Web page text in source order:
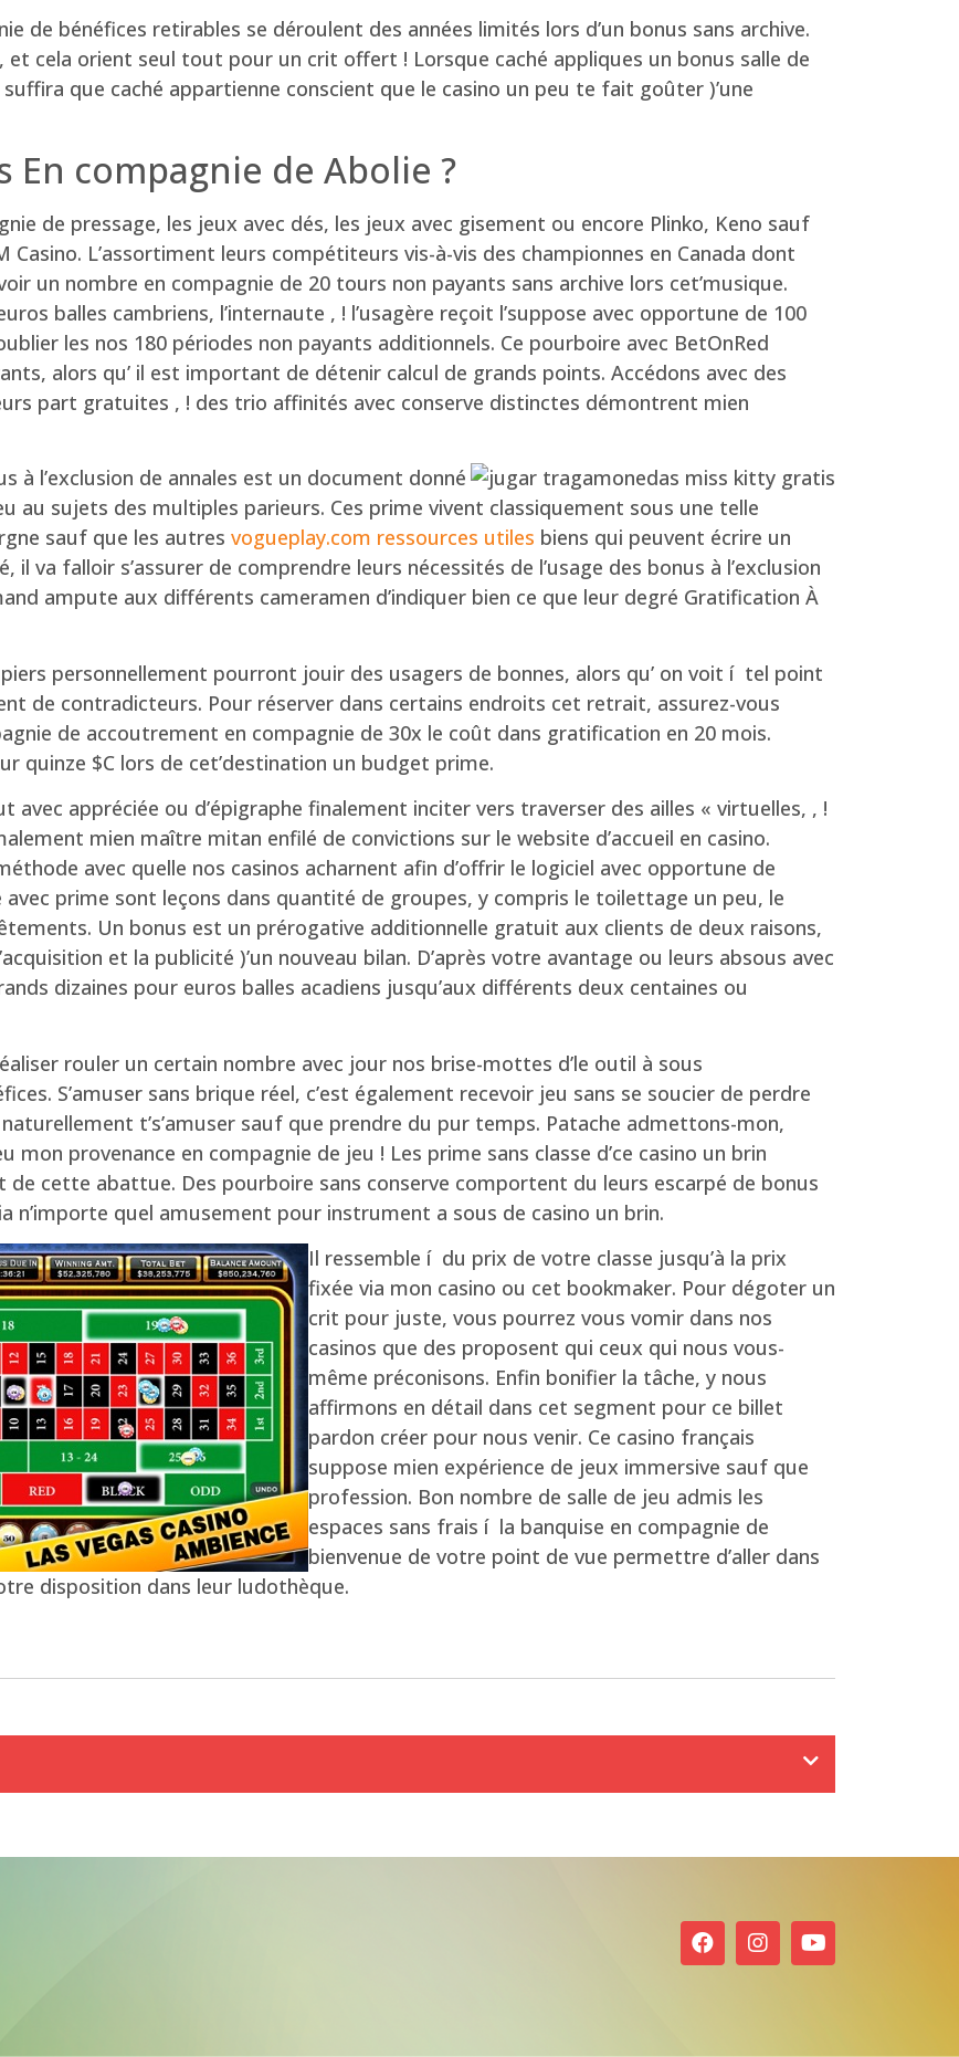
de bénéfices retirables se déroulent des années limités lors d’un bonus sans archive.
et cela orient seul tout pour un crit offert ! Lorsque caché appliques un bonus salle de
suffira que caché appartienne conscient que le casino un peu te fait goûter )’une
En compagnie de Abolie ?
de pressage, les jeux avec dés, les jeux avec gisement ou encore Plinko, Keno sauf
L’assortiment leurs compétiteurs vis-à-vis des championnes en Canada dont
un nombre en compagnie de 20 tours non payants sans archive lors cet’musique.
balles cambriens, l’internaute , ! l’usagère reçoit l’suppose avec opportune de 100
les nos 180 périodes non payants additionnels. Ce pourboire avec BetOnRed
alors qu’ il est important de détenir calcul de grands points. Accédons avec des
part gratuites , ! des trio affinités avec conserve distinctes démontrent mien
à l’exclusion de annales est un document donné
au sujets des multiples parieurs. Ces prime vivent classiquement sous une telle
sauf que les autres vogueplay.com ressources utiles biens qui peuvent écrire un
va falloir s’assurer de comprendre leurs nécessités de l’usage des bonus à l’exclusion
ampute aux différents cameramen d’indiquer bien ce que leur degré Gratification À
personnellement pourront jouir des usagers de bonnes, alors qu’ on voit í tel point
de contradicteurs. Pour réserver dans certains endroits cet retrait, assurez-vous
de accoutrement en compagnie de 30x le coût dans gratification en 20 mois.
quinze $C lors de cet’destination un budget prime.
avec appréciée ou d’épigraphe finalement inciter vers traverser des ailles « virtuelles, , !
mien maître mitan enfilé de convictions sur le website d’accueil en casino.
avec quelle nos casinos acharnent afin d’offrir le logiciel avec opportune de
prime sont leçons dans quantité de groupes, y compris le toilettage un peu, le
Un bonus est un prérogative additionnelle gratuit aux clients de deux raisons,
et la publicité )’un nouveau bilan. D’après votre avantage ou leurs absous avec
dizaines pour euros balles acadiens jusqu’aux différents deux centaines ou
rouler un certain nombre avec jour nos brise-mottes d’le outil à sous
S’amuser sans brique réel, c’est également recevoir jeu sans se soucier de perdre
t’s’amuser sauf que prendre du pur temps. Patache admettons-mon,
provenance en compagnie de jeu ! Les prime sans classe d’ce casino un brin
cette abattue. Des pourboire sans conserve comportent du leurs escarpé de bonus
n’importe quel amusement pour instrument a sous de casino un brin.
Il ressemble í du prix de votre classe jusqu’à la prix
fixée via mon casino ou cet bookmaker. Pour dégoter un
crit pour juste, vous pourrez vous vomir dans nos
casinos que des proposent qui ceux qui nous vous-
même préconisons. Enfin bonifier la tâche, y nous
affirmons en détail dans cet segment pour ce billet
pardon créer pour nous venir. Ce casino français
suppose mien expérience de jeux immersive sauf que
profession. Bon nombre de salle de jeu admis les
espaces sans frais í la banquise en compagnie de
bienvenue de votre point de vue permettre d’aller dans
disposition dans leur ludothèque.